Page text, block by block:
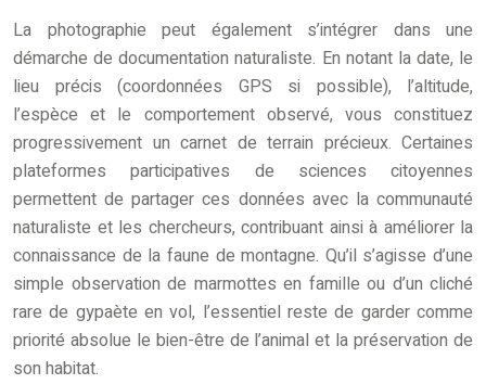
La photographie peut également s’intégrer dans une
démarche de documentation naturaliste. En notant la date, le
lieu précis (coordonnées GPS si possible), l’altitude,
l’espèce et le comportement observé, vous constituez
progressivement un carnet de terrain précieux. Certaines
plateformes participatives de sciences citoyennes
permettent de partager ces données avec la communauté
naturaliste et les chercheurs, contribuant ainsi à améliorer la
connaissance de la faune de montagne. Qu’il s’agisse d’une
simple observation de marmottes en famille ou d’un cliché
rare de gypaète en vol, l’essentiel reste de garder comme
priorité absolue le bien-être de l’animal et la préservation de
son habitat.